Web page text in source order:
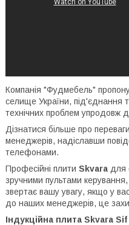
Компанія "Фудмебель"
селище України, під'єднання
технічних проблем упродовж
Дізнатися більше про
менеджерів, надіславши
телефонами.
Професійні плити Skvara для
зручними пультами
звертає вашу увагу, якщо у
до наших менеджерів, це
Індукційна плита Skvara